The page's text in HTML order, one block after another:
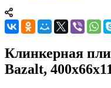
Клинкерная
Bazalt,